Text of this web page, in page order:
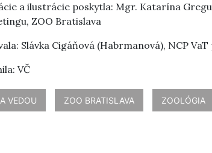
a ilustrácie poskytla: Mgr. Katarína
ZOO Bratislava
Slávka Cigáňová (Habrmanová), NCP VaT
VČ
VEDOU ZOO BRATISLAVA ZOOLÓGIA